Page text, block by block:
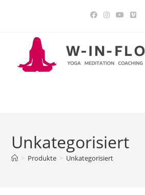
Unkategorisiert
> Produkte > Unkategorisiert